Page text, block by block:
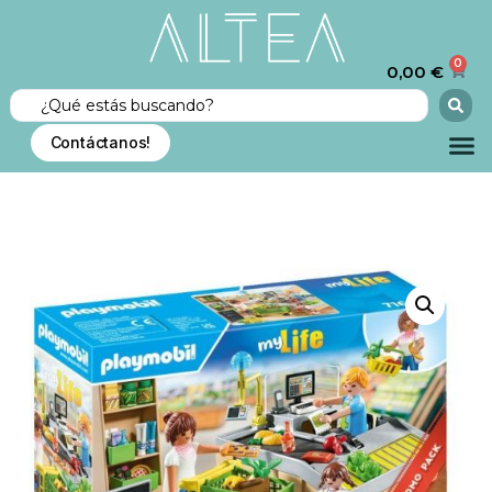
0,00 € 0
Contáctanos!